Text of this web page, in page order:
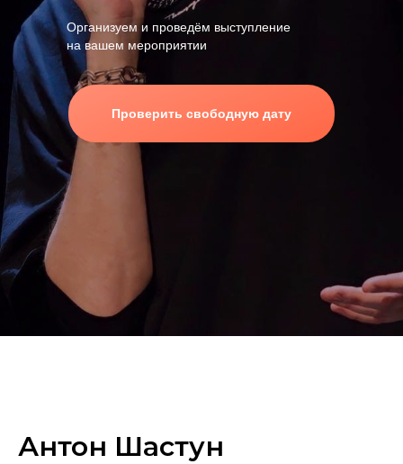
Организуем и проведём выступление
на вашем мероприятии
Проверить свободную дату
Антон Шастун